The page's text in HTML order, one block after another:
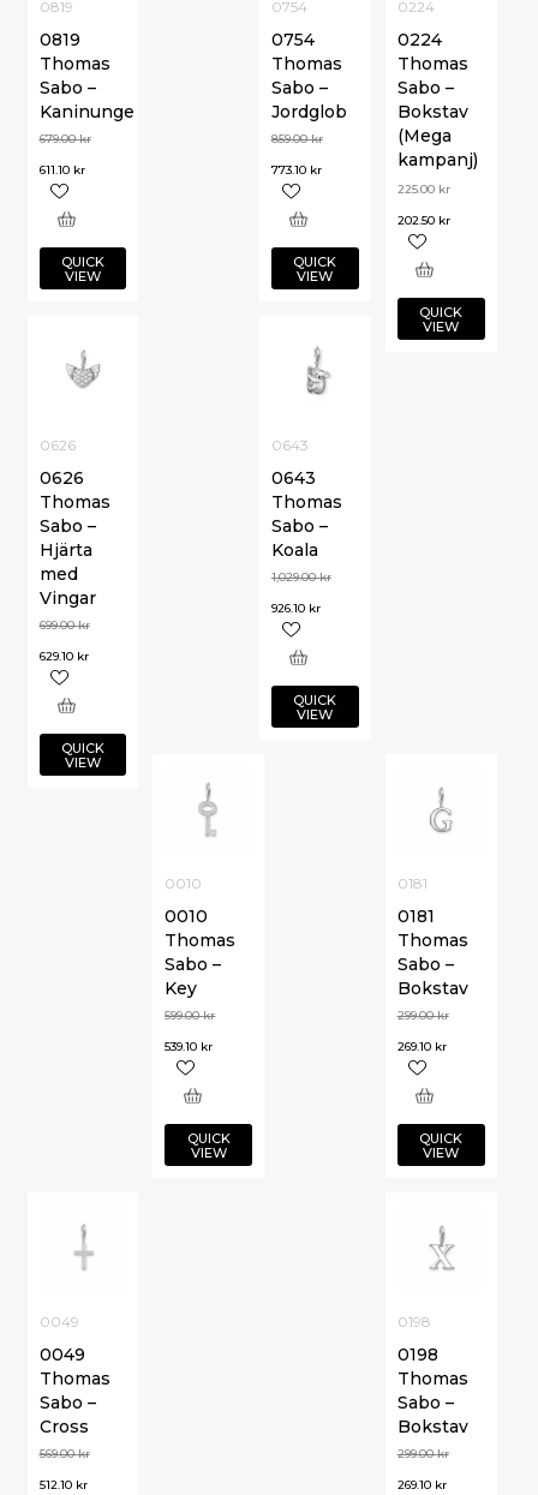
0224
0224
Thomas
Sabo –
Bokstav
(Mega
kampanj)
225.00 kr
202.50 kr
QUICK
VIEW
0819
0819
Thomas
Sabo –
Kaninunge
679.00kr
611.10 kr
QUICK
VIEW
0754
0754
Thomas
Sabo –
Jordglob
859.00kr
773.10 kr
QUICK
VIEW
0626
0626
Thomas
Sabo –
Hjärta
med
Vingar
699.00kr
629.10 kr
QUICK
VIEW
0643
0643
Thomas
Sabo –
Koala
1,029.00kr
926.10 kr
QUICK
VIEW
0010
0010
Thomas
Sabo –
Key
599.00kr
539.10 kr
QUICK
VIEW
0181
0181
Thomas
Sabo –
Bokstav
299.00kr
269.10 kr
QUICK
VIEW
0049
0049
Thomas
Sabo –
Cross
569.00kr
512.10 kr
0198
0198
Thomas
Sabo –
Bokstav
299.00kr
269.10 kr